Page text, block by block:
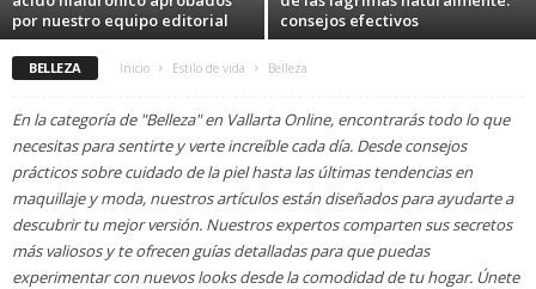
por nuestro equipo editorial
consejos efectivos
BELLEZA Inicio Estilo de vida Belleza
En la categoría de "Belleza" en Vallarta Online, encontrarás todo lo que
necesitas para sentirte y verte increíble cada día. Desde consejos
prácticos sobre cuidado de la piel hasta las últimas tendencias en
maquillaje y moda, nuestros artículos están diseñados para ayudarte a
descubrir tu mejor versión. Nuestros expertos comparten sus secretos
más valiosos y te ofrecen guías detalladas para que puedas
experimentar con nuevos looks desde la comodidad de tu hogar. Únete